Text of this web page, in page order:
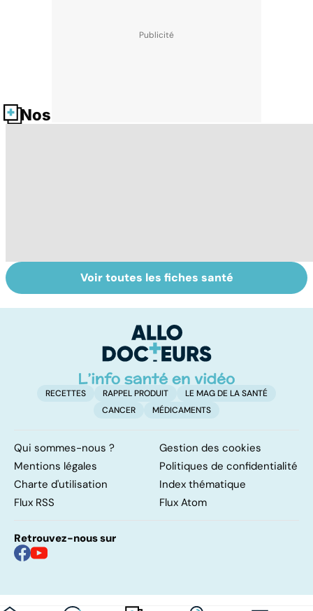
Nos fiches santé
Violences
sexuelles :
Bébés secoués,
un syndrome
Voir toutes les fiches santé
RECETTES RAPPEL PRODUIT
LE MAG DE LA SANTÉ
CANCER
MÉDICAMENTS
Qui sommes-nous ?
Gestion des cookies
Mentions légales
Politiques de confidentialité
Charte d'utilisation
Index thématique
Flux RSS
Flux Atom
Retrouvez-nous sur